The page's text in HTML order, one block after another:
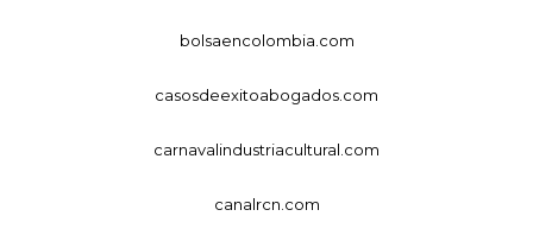
bolsaencolombia.com
casosdeexitoabogados.com
carnavalindustriacultural.com
canalrcn.com